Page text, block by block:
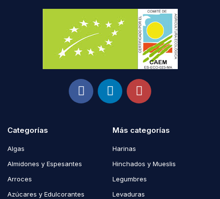
Categorías
Algas
Almidones y Espesantes
Arroces
Azúcares y Edulcorantes
Más categorías
Harinas
Hinchados y Mueslis
Legumbres
Levaduras